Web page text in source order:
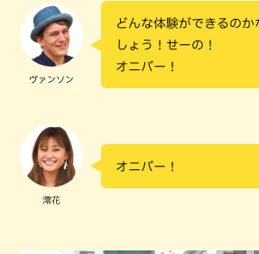
ヴァンソン
どんな体験ができるの
しょう！せーの！
オニバー！
澪花
オニバー！